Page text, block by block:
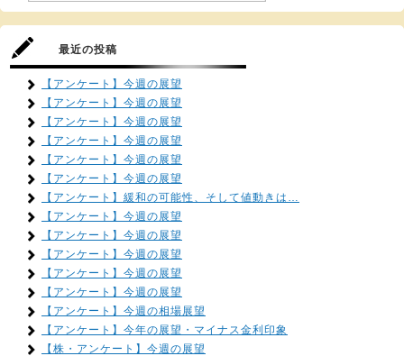
最近の投稿
【アンケート】今週の展望
【アンケート】今週の展望
【アンケート】今週の展望
【アンケート】今週の展望
【アンケート】今週の展望
【アンケート】今週の展望
【アンケート】緩和の可能性、そして値動きは…
【アンケート】今週の展望
【アンケート】今週の展望
【アンケート】今週の展望
【アンケート】今週の展望
【アンケート】今週の展望
【アンケート】今週の相場展望
【アンケート】今年の展望・マイナス金利印象
【株・アンケート】今週の展望